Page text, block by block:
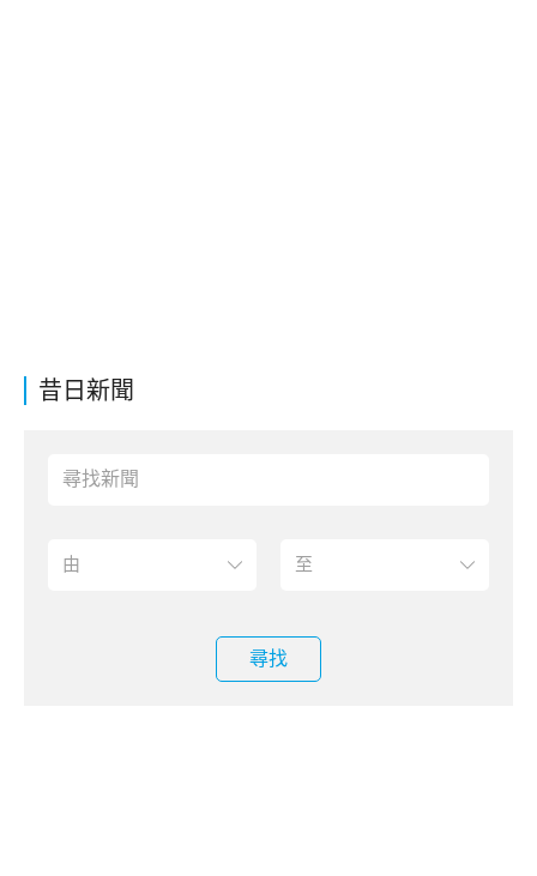
昔日新聞
尋找